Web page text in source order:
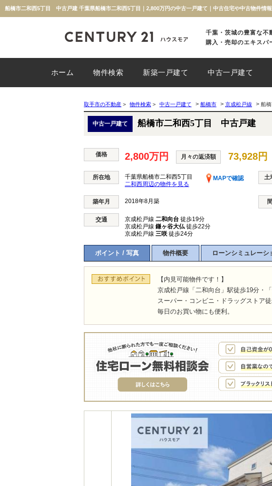
船橋市二和西5丁目 中古戸建 千葉県船橋市二和西5丁目｜2,800万円の中古一戸建て｜中古住宅や中古物件情
千葉・茨城の豊富な不
購入・売却のエキスパ
ホーム 物件検索 新築一戸建て 中古一戸建て
取手市の不動産 > 物件検索 > 中古一戸建て > 船橋市 > 京成松戸線 > 船
中古一戸建て 船橋市二和西5丁目 中古戸建
価格 2,800万円 月々の返済額 73,928円
所在地 千葉県船橋市二和西5丁目
MAPで確認
二和西周辺の物件を見る
土
築年月 2018年8月築
交通 京成松戸線 二和向台 徒歩19分
京成松戸線 鎌ヶ谷大仏徒歩22分
京成松戸線 三咲 徒歩24分
ポイント / 写真 物件概要 ローンシミュレーシ
【内見可能物件です！】
京成松戸線「二和向台」駅徒歩19分・
スーパー・コンビニ・ドラッグストア徒
毎日のお買い物にも便利。